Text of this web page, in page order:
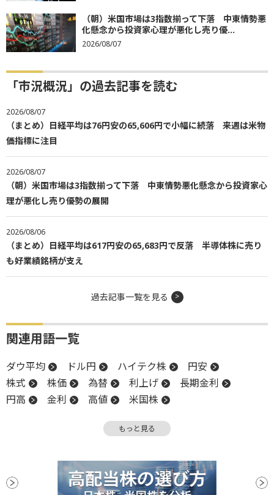
（朝）米国市場は3指数揃って下落 中東情勢悪
化懸念から投資家心理が悪化し売り優...
2026/08/07
「市況概況」の過去記事を読む
2026/08/07
（まとめ）日経平均は76円安の65,606円で小幅に続落 来週は米物
価指標に注目
2026/08/07
（朝）米国市場は3指数揃って下落 中東情勢悪化懸念から投資家心
理が悪化し売り優勢の展開
2026/08/06
（まとめ）日経平均は617円安の65,683円で反落 半導体株に売り
も好業績銘柄が支え
過去記事一覧を見る
関連用語一覧
ダウ平均 ドル円 ハイテク株
円安
株式
株価 為替 利上げ
長期金利
円高
金利 高値
米国株
株価指数
下値
もっと見る